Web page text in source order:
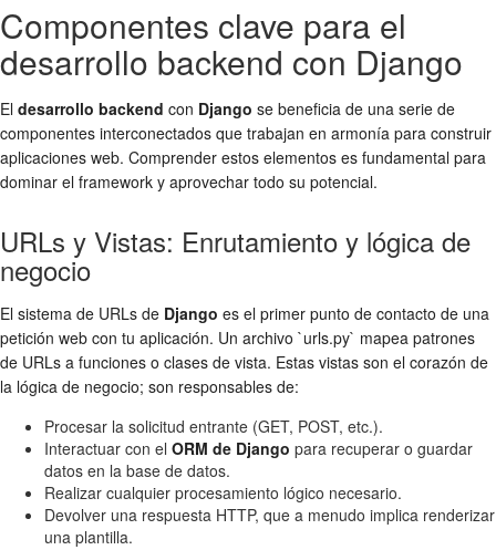
Componentes clave para el
desarrollo backend con Django
El desarrollo backend con Django se beneficia de una serie de
componentes interconectados que trabajan en armonía para construir
aplicaciones web. Comprender estos elementos es fundamental para
dominar el framework y aprovechar todo su potencial.
URLs y Vistas: Enrutamiento y lógica de
negocio
El sistema de URLs de Django es el primer punto de contacto de una
petición web con tu aplicación. Un archivo `urls.py` mapea patrones
de URLs a funciones o clases de vista. Estas vistas son el corazón de
la lógica de negocio; son responsables de:
Procesar la solicitud entrante (GET, POST, etc.).
Interactuar con el ORM de Django para recuperar o guardar
datos en la base de datos.
Realizar cualquier procesamiento lógico necesario.
Devolver una respuesta HTTP, que a menudo implica renderizar
una plantilla.